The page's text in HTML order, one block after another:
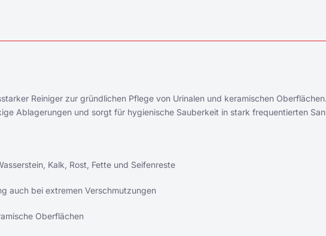
Reiniger zur gründlichen Pflege von Urinalen und keramischen
Ablagerungen und sorgt für hygienische Sauberkeit in stark frequentierten
Kalk, Rost, Fette und Seifenreste
auch bei extremen Verschmutzungen
Oberflächen